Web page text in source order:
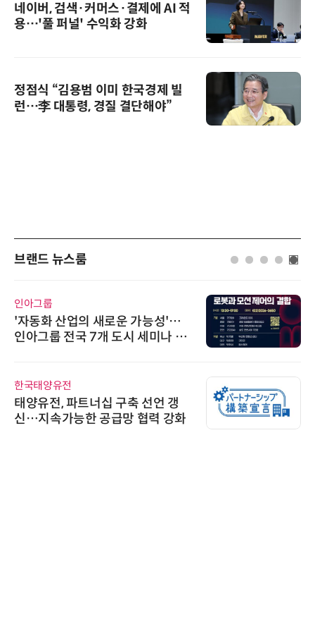
네이버, 검색·커머스·결제에 AI 적
용…'풀 퍼널' 수익화 강화
정점식 “김용범 이미 한국경제 빌
런…李 대통령, 경질 결단해야”
브랜드 뉴스룸
인아그룹
'자동화 산업의 새로운 가능성'…
인아그룹 전국 7개 도시 세미나 페
한국태양유전
태양유전, 파트너십 구축 선언 갱
신…지속가능한 공급망 협력 강화